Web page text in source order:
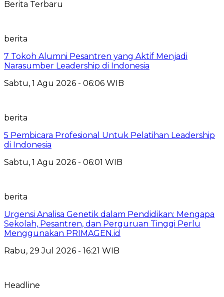
Berita Terbaru
berita
7 Tokoh Alumni Pesantren yang Aktif Menjadi
Narasumber Leadership di Indonesia
Sabtu, 1 Agu 2026 - 06:06 WIB
berita
5 Pembicara Profesional Untuk Pelatihan Leadership
di Indonesia
Sabtu, 1 Agu 2026 - 06:01 WIB
berita
Urgensi Analisa Genetik dalam Pendidikan: Mengapa
Sekolah, Pesantren, dan Perguruan Tinggi Perlu
Menggunakan PRIMAGEN.id
Rabu, 29 Jul 2026 - 16:21 WIB
Headline